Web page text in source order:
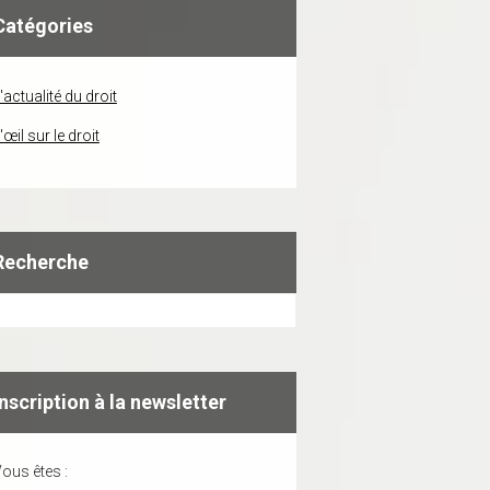
L'actualité du droit
L'œil sur le droit
à la newsletter
êtes :